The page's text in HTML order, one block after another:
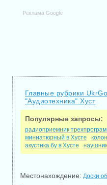
Реклама Google
Главные рубрики
"Аудиотехника" Хуст
Популярные запросы:
радиоприемник
миниатюрный в Хусте
акустика бу в Хусте
Местонахождение: Доски